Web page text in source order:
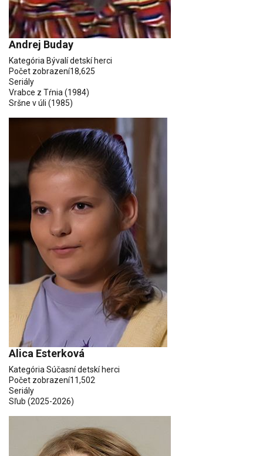
Andrej Buday
Kategória Bývalí detskí herci
Počet zobrazení18,625
Seriály
Vrabce z Tŕnia (1984)
Sršne v úli (1985)
Alica Esterková
Kategória Súčasní detskí herci
Počet zobrazení11,502
Seriály
Sľub (2025-2026)